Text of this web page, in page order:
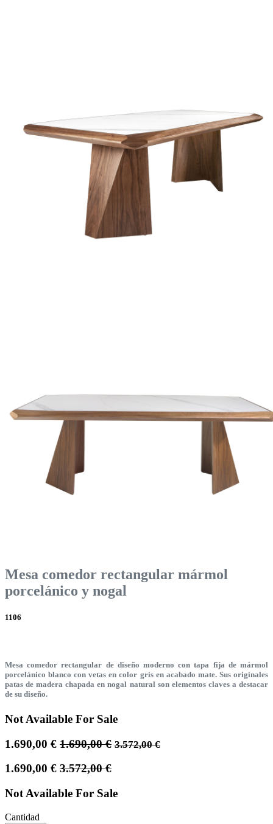
Mesa comedor rectangular mármol
porcelánico y nogal
1106
Mesa comedor rectangular de diseño moderno con tapa fija de mármol
porcelánico blanco con vetas en color gris en acabado mate. Sus originales
patas de madera chapada en nogal natural son elementos claves a destacar
de su diseño.
Not Available For Sale
1.690,00 € 1.690,00€ 3.572,00€
1.690,00 € 3.572,00€
Not Available For Sale
Cantidad